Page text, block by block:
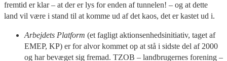
fremtid er klar – at der er lys for enden af tunnelen! – og at dette
land vil være i stand til at komme ud af det kaos, det er kastet ud i.
Arbejdets Platform (et fagligt aktionsenhedsinitiativ, taget af
EMEP, KP) er for alvor kommet op at stå i sidste del af 2000
og har bevæget sig fremad. TZOB – landbrugernes forening –